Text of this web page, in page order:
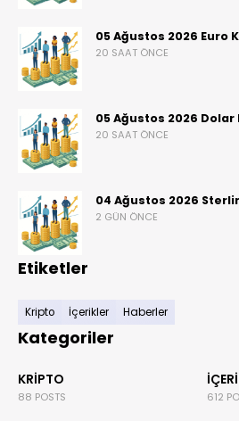
05 Ağustos 2026 Euro
20 SAAT ÖNCE
05 Ağustos 2026 Dolar
20 SAAT ÖNCE
04 Ağustos 2026
2 GÜN ÖNCE
Etiketler
Kripto İçerikler Haberler
Kategoriler
KRIPTO
88 POSTS 612